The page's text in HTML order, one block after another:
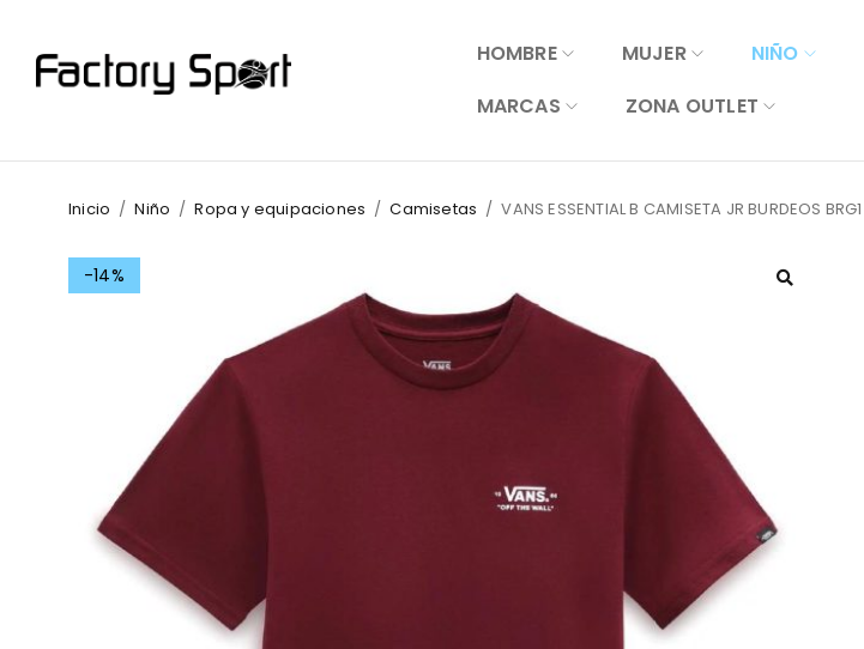
HOMBRE MUJER NIÑO
MARCAS
ZONA OUTLET
Inicio / Niño / Ropa y equipaciones / Camisetas / VANS ESSENTIAL B CAMISETA JR BURDEOS BRG1
-14%